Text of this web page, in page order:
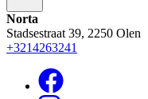
Norta
Stadsestraat 39, 2250 Olen
+3214263241